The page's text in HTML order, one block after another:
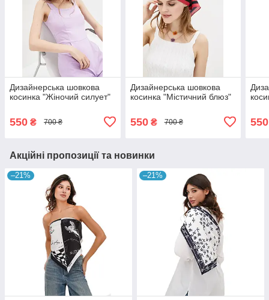
Дизайнерська шовкова
косинка "Жіночий силует"
550 ₴ 700 ₴
Дизайнерська шовкова
косинка "Містичний блюз"
550₴ 700 ₴ 550
Акційні пропозиції та новинки
–21% –21%